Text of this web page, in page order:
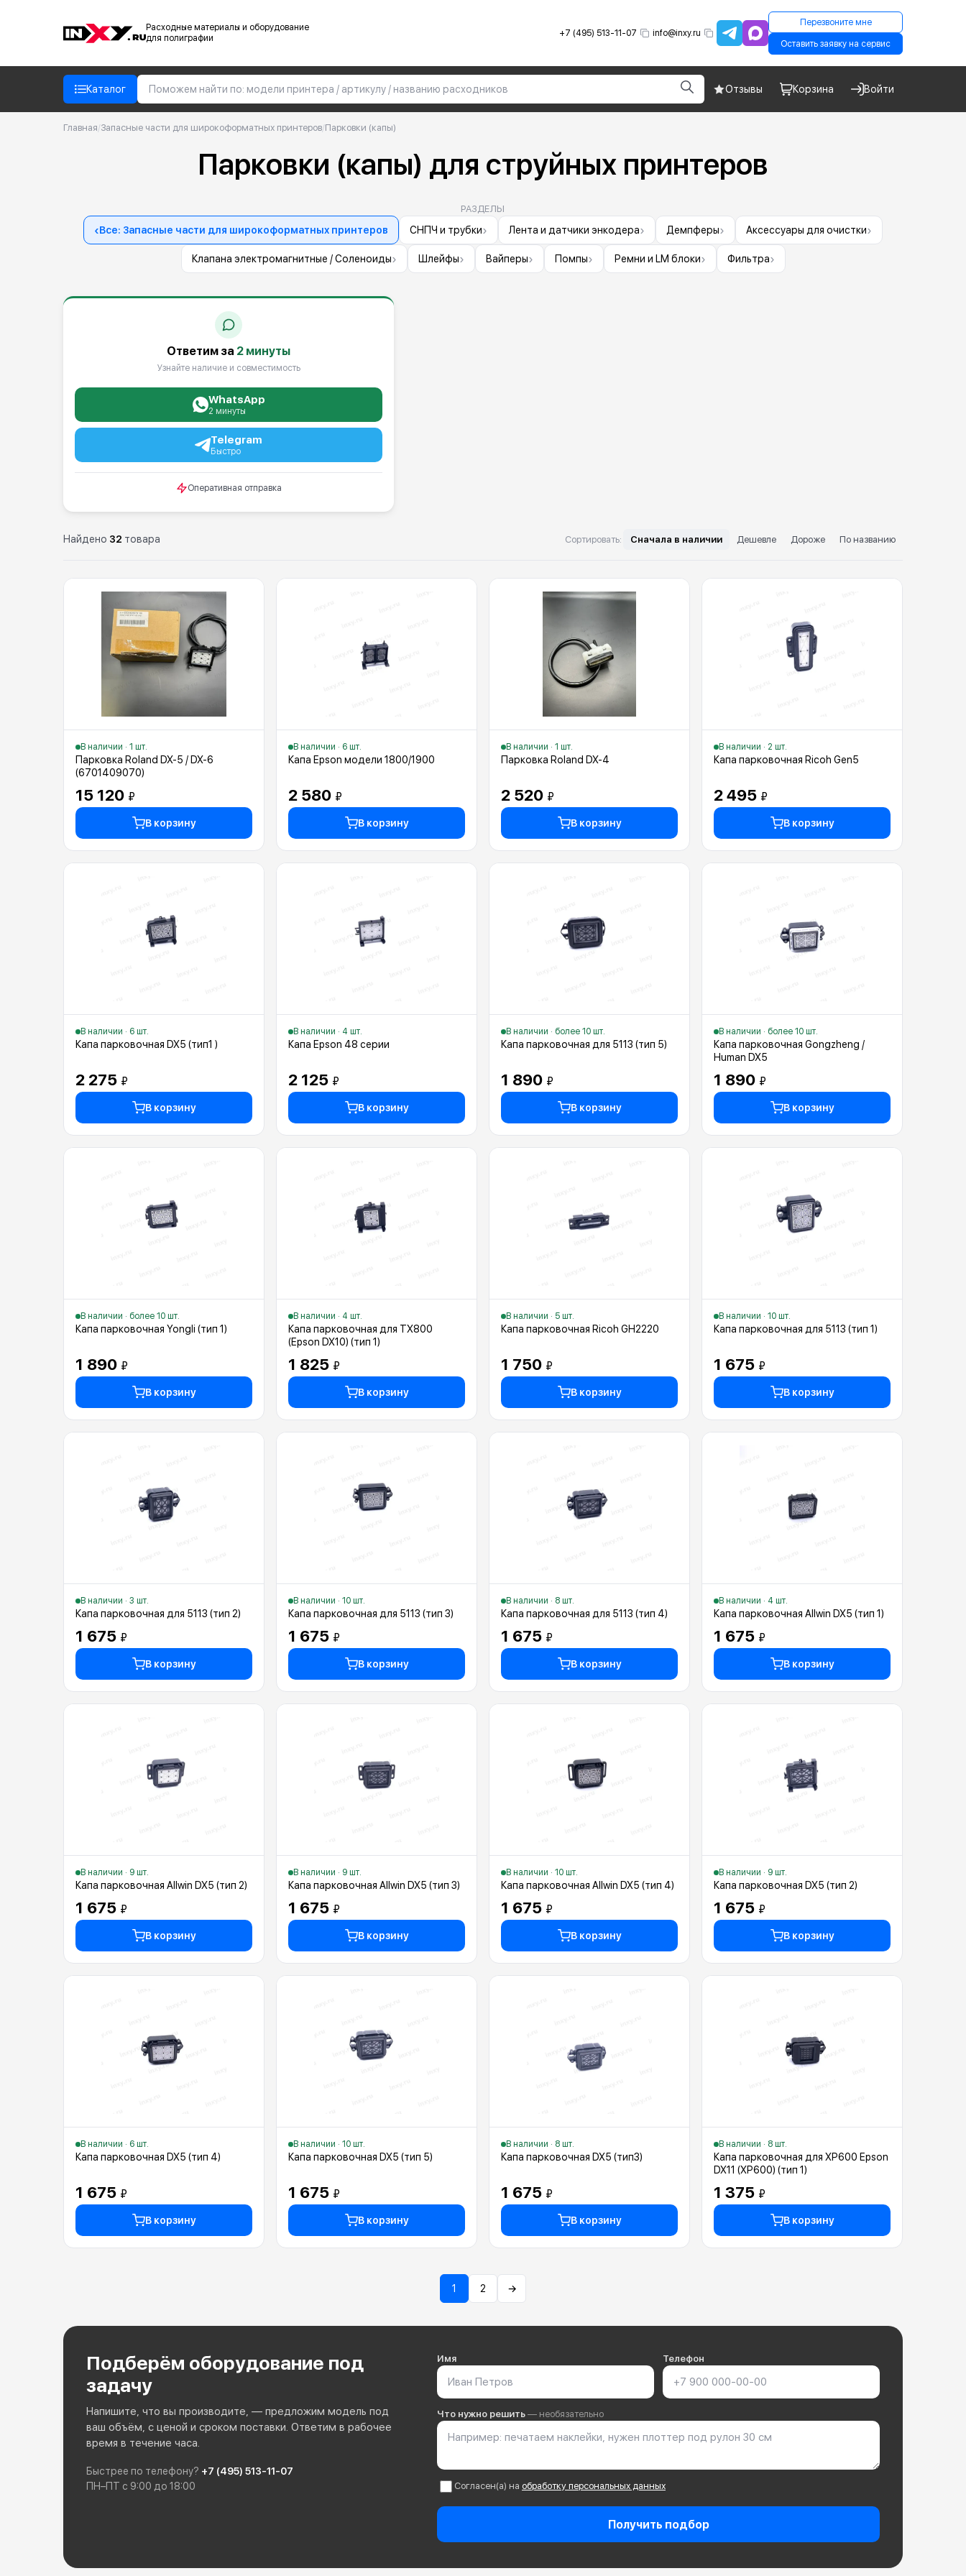
Расходные материалы и оборудование
для полиграфии
+7 (495) 513-11-07 info@inxy.ru
Перезвоните мне
Оставить заявку на сервис
Каталог Отзывы Корзина Войти
Главная/Запасные части для широкоформатных принтеров/Парковки (капы)
Парковки (капы) для струйных принтеров
РАЗДЕЛЫ
‹Все: Запасные части для широкоформатных принтеров СНПЧ и трубки› Лента и датчики энкодера› Демпферы› Аксессуары для очистки›
Клапана электромагнитные / Соленоиды› Шлейфы› Вайперы› Помпы› Ремни и LM блоки› Фильтра›
Ответим за 2 минуты
Узнайте наличие и совместимость
WhatsApp
2 минуты
Telegram
Быстро
Оперативная отправка
Найдено 32 товара Сортировать: Сначала в наличии Дешевле Дороже По названию
Каталог: Парковки (капы)
В наличии · 1 шт.
Парковка Roland DX-5 / DX-6
(6701409070)
15 120 ₽
В корзину
В наличии · 6 шт.
Капа Epson модели 1800/1900
2 580 ₽
В корзину
В наличии · 1 шт.
Парковка Roland DX-4
2 520 ₽
В корзину
В наличии · 2 шт.
Капа парковочная Ricoh Gen5
2 495 ₽
В корзину
В наличии · 6 шт.
Капа парковочная DX5 (тип1 )
2 275 ₽
В корзину
В наличии · 4 шт.
Капа Epson 48 серии
2 125 ₽
В корзину
В наличии · более 10 шт.
Капа парковочная для 5113 (тип 5)
1 890 ₽
В корзину
В наличии · более 10 шт.
Капа парковочная Gongzheng /
Human DX5
1 890 ₽
В корзину
В наличии · более 10 шт.
Капа парковочная Yongli (тип 1)
1 890 ₽
В корзину
В наличии · 4 шт.
Капа парковочная для TX800
(Epson DX10) (тип 1)
1 825 ₽
В корзину
В наличии · 5 шт.
Капа парковочная Ricoh GH2220
1 750 ₽
В корзину
В наличии · 10 шт.
Капа парковочная для 5113 (тип 1)
1 675 ₽
В корзину
В наличии · 3 шт.
Капа парковочная для 5113 (тип 2)
1 675 ₽
В корзину
В наличии · 10 шт.
Капа парковочная для 5113 (тип 3)
1 675 ₽
В корзину
В наличии · 8 шт.
Капа парковочная для 5113 (тип 4)
1 675 ₽
В корзину
В наличии · 4 шт.
Капа парковочная Allwin DX5 (тип 1)
1 675 ₽
В корзину
В наличии · 9 шт.
Капа парковочная Allwin DX5 (тип 2)
1 675 ₽
В корзину
В наличии · 9 шт.
Капа парковочная Allwin DX5 (тип 3)
1 675 ₽
В корзину
В наличии · 10 шт.
Капа парковочная Allwin DX5 (тип 4)
1 675 ₽
В корзину
В наличии · 9 шт.
Капа парковочная DX5 (тип 2)
1 675 ₽
В корзину
В наличии · 6 шт.
Капа парковочная DX5 (тип 4)
1 675 ₽
В корзину
В наличии · 10 шт.
Капа парковочная DX5 (тип 5)
1 675 ₽
В корзину
В наличии · 8 шт.
Капа парковочная DX5 (тип3)
1 675 ₽
В корзину
В наличии · 8 шт.
Капа парковочная для XP600 Epson
DX11 (XP600) (тип 1)
1 375 ₽
В корзину
1 2 →
Подберём оборудование под
задачу
Напишите, что вы производите, — предложим модель под
ваш объём, с ценой и сроком поставки. Ответим в рабочее
время в течение часа.
Быстрее по телефону? +7 (495) 513-11-07
ПН–ПТ с 9:00 до 18:00
Имя Телефон
Что нужно решить — необязательно
Согласен(а) на обработку персональных данных
Получить подбор